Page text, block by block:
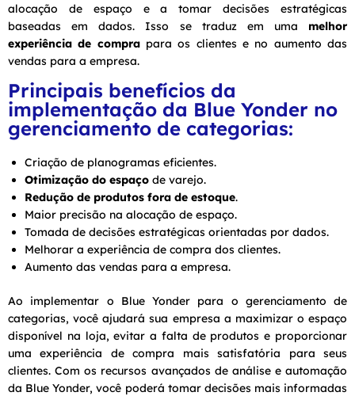
alocação de espaço e a tomar decisões estratégicas
baseadas em dados. Isso se traduz em uma melhor
experiência de comprapara os clientes e no aumento das
vendas para a empresa.
Principais benefícios da
implementação da Blue Yonder no
gerenciamento de categorias:
Criação de planogramas eficientes.
Otimização do espaço de varejo.
Redução de produtos fora de estoque.
Maior precisão na alocação de espaço.
Tomada de decisões estratégicas orientadas por dados.
Melhorar a experiência de compra dos clientes.
Aumento das vendas para a empresa.
Ao implementar o Blue Yonder para o gerenciamento de
categorias, você ajudará sua empresa a maximizar o espaço
disponível na loja, evitar a falta de produtos e proporcionar
uma experiência de compra mais satisfatória para seus
clientes. Com os recursos avançados de análise e automação
da Blue Yonder, você poderá tomar decisões mais informadas